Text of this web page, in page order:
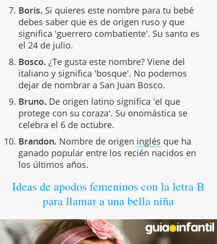
Boris. Si quieres este nombre para tu bebé
debes saber que es de origen ruso y que
significa 'guerrero combatiente'. Su santo es
el 24 de julio.
Bosco. ¿Te gusta este nombre? Viene del
italiano y significa 'bosque'. No podemos
dejar de nombrar a San Juan Bosco.
Bruno. De origen latino significa 'el que
protege con su coraza'. Su onomástica se
celebra el 6 de octubre.
Brandon. Nombre de origen inglés que ha
ganado popular entre los recién nacidos en
los últimos años.
Ideas de apodos femeninos con la letra B
para llamar a una bella niña